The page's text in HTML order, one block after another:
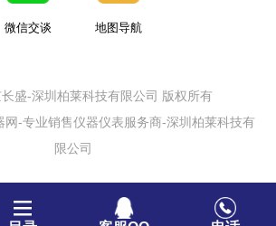
微信交谈 地图导航
盛-深圳柏莱科技有限公司 版权所有
网-专业销售仪器仪表服务商-深圳柏莱科技有
限公司